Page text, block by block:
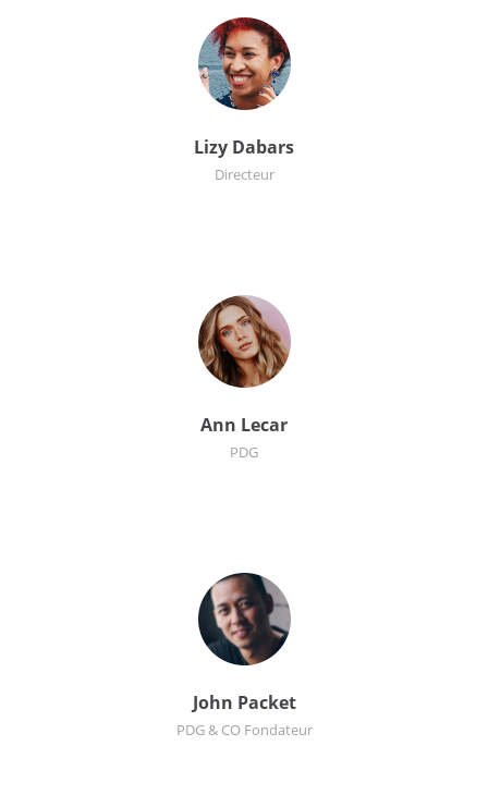
Lizy Dabars
Directeur
Ann Lecar
PDG
John Packet
PDG & CO Fondateur